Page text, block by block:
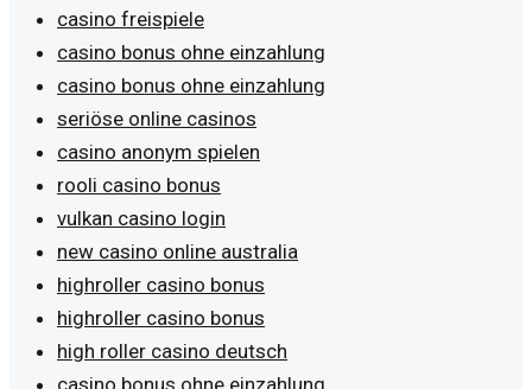
casino freispiele
casino bonus ohne einzahlung
casino bonus ohne einzahlung
seriöse online casinos
casino anonym spielen
rooli casino bonus
vulkan casino login
new casino online australia
highroller casino bonus
highroller casino bonus
high roller casino deutsch